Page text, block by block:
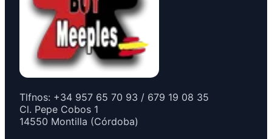
Tlfnos: +34 957 65 70 93 / 679 19 08 35
Cl. Pepe Cobos 1
14550 Montilla (Córdoba)